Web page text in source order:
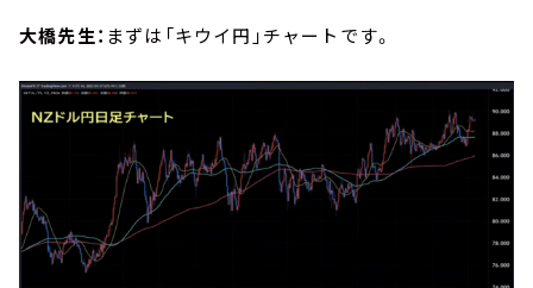
大橋先生： まずは「キウイ円」チャートです。